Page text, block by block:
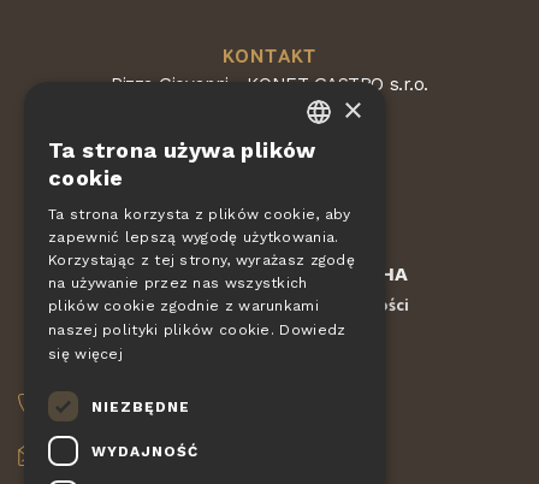
KONTAKT
Pizza Giovanni - KONET GASTRO s.r.o.
Dvorská 168
Republika Czeska
Chronione przez reCAPTCHA
Regulamin - Ochrona prywatności
+420 775 560 953
objednavky@pizzagiovanni.cz
CZECH
DE
SLOVAK
×
Ta strona używa plików
cookie
Ta strona korzysta z plików cookie, aby
zapewnić lepszą wygodę użytkowania.
Korzystając z tej strony, wyrażasz zgodę
na używanie przez nas wszystkich
plików cookie zgodnie z warunkami
naszej polityki plików cookie. Dowiedz
się więcej
NIEZBĘDNE
WYDAJNOŚĆ